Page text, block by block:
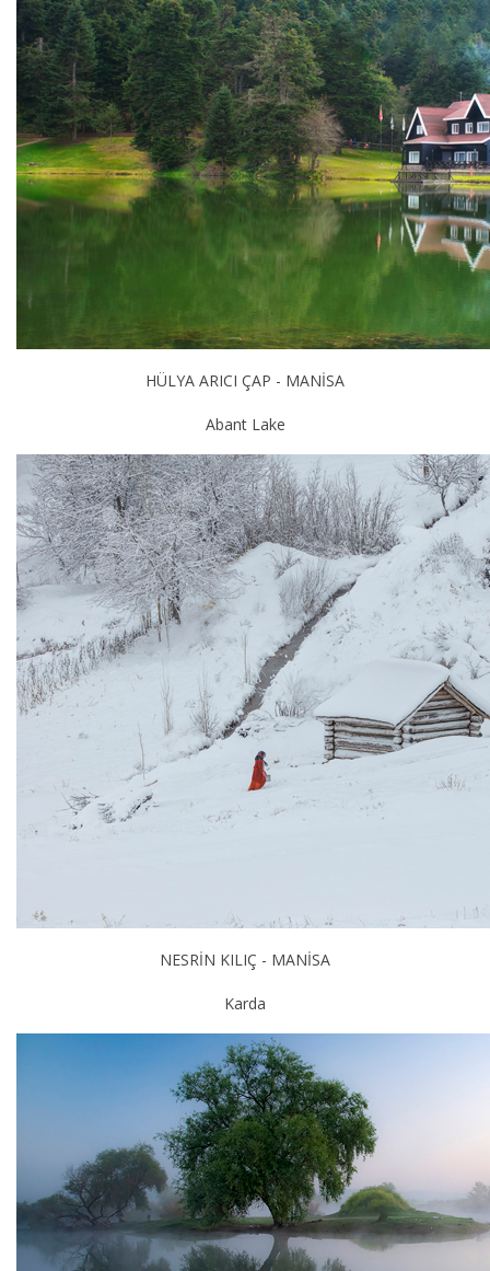
HÜLYA ARICI ÇAP - MANİSA
Abant Lake
NESRİN KILIÇ - MANİSA
Karda